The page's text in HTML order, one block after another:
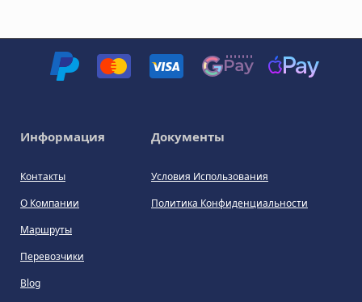
Информация
Контакты
О Компании
Маршруты
Перевозчики
Blog
Документы
Условия Использования
Политика Конфиденциальности